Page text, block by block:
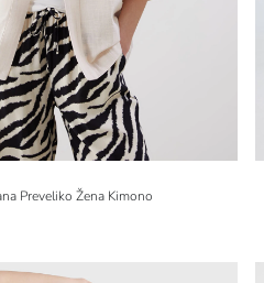
Preveliko Žena Kimono